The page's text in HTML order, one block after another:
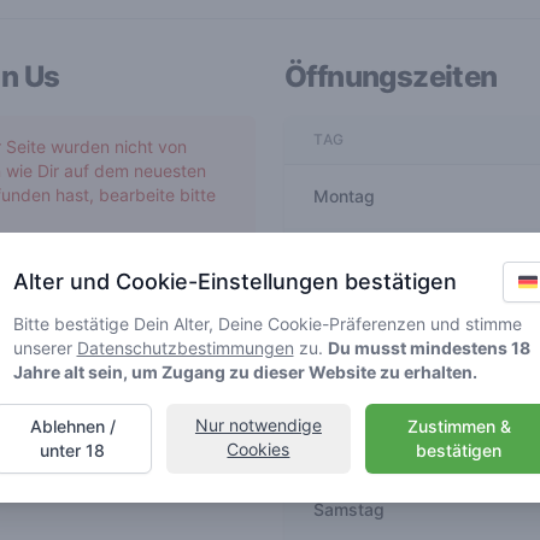
Us
wurden nicht von
Dir auf dem neuesten
hast, bearbeite bitte
Öffnungszeiten
TAG
Montag
Mittwoch
Donnerstag
Samstag
Alter und Cookie-Einstellungen bestätigen
Bitte bestätige Dein Alter, Deine Cookie-Präferenzen und stimme
unserer Datenschutzbestimmungen zu. Du musst mindestens 18
Jahre alt sein, um Zugang zu dieser Website zu erhalten.
Zustimmen &
bestätigen
Nur notwendige
Cookies
Ablehnen /
unter 18